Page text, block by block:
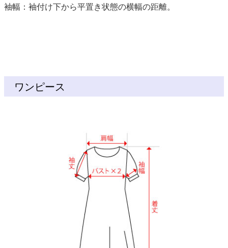
袖幅：袖付け下から平置き状態の横幅の距離。
ワンピース